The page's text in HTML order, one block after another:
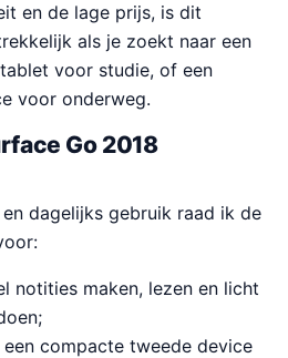
en de lage prijs, is dit
als je zoekt naar een
voor studie, of een
voor onderweg.
Go 2018
dagelijks gebruik raad ik de
notities maken, lezen en licht
compacte tweede device